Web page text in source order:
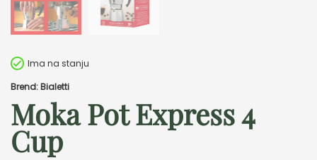
Ima na stanju
Brend: Bialetti
Moka Pot Express 4
Cup